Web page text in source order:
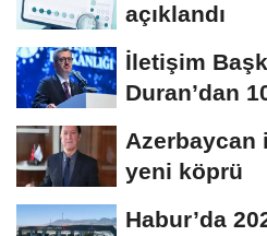
açıklandı
İletişim
Duran’dan
Azerbaycan
yeni köprü
Habur’da